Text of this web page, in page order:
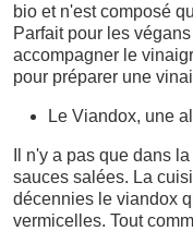
bio et n'est composé
Parfait pour les
accompagner le
pour préparer une
Le Viandox, une
Il n'y a pas que dans
sauces salées. La
décennies le viandox
vermicelles. Tout